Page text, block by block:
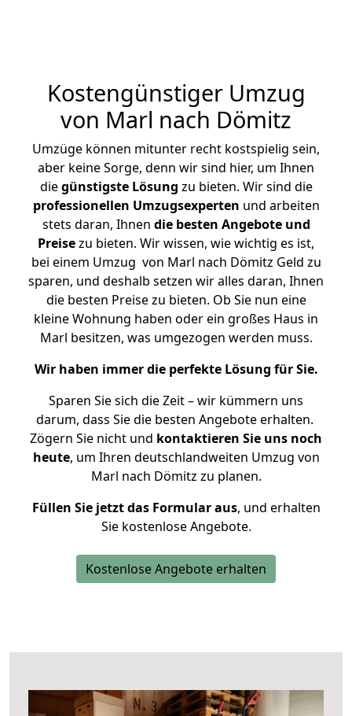
Kostengünstiger Umzug
von Marl nach Dömitz
Umzüge können mitunter recht kostspielig sein,
aber keine Sorge, denn wir sind hier, um Ihnen
diegünstigste Lösung zu bieten. Wir sind die
professionellen Umzugsexperten und arbeiten
stets daran, Ihnen die besten Angebote und
Preisezu bieten. Wir wissen, wie wichtig es ist,
bei einem Umzug von Marl nach Dömitz Geld zu
sparen, und deshalb setzen wir alles daran, Ihnen
die besten Preise zu bieten. Ob Sie nun eine
kleine Wohnung haben oder ein großes Haus in
Marl besitzen, was umgezogen werden muss.
Wir haben immer die perfekte Lösung für Sie.
Sparen Sie sich die Zeit – wir kümmern uns
darum, dass Sie die besten Angebote erhalten.
Zögern Sie nicht und kontaktieren Sie uns noch
heute, um Ihren deutschlandweiten Umzug von
Marl nach Dömitz zu planen.
Füllen Sie jetzt das Formular aus, und erhalten
Sie kostenlose Angebote.
Kostenlose Angebote erhalten